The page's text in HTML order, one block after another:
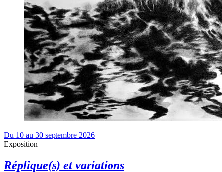
Du 10 au 30 septembre 2026
Exposition
Réplique(s) et variations